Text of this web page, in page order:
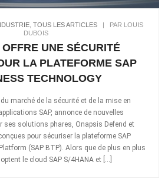
TOUS LES ARTICLES
PAR LOUIS
DUBOIS
UNE SÉCURITÉ
LA PLATEFORME SAP
TECHNOLOGY
marché de la sécurité et de la mise en
SAP, annonce de nouvelles
ses solutions phares, Onapsis Defend et
pour sécuriser la plateforme SAP
(SAP BTP). Alors que de plus en plus
le cloud SAP S/4HANA et […]